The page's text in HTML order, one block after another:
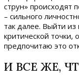
струн» происходят
– сильного
так далее. Выйти
критической точки,
предпочитаю это
И ВСЕ ЖЕ,